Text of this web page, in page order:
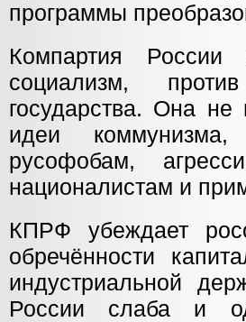
программы
Компартия России
социализм,
государства. Она не
идеи коммунизма,
русофобам,
националистам и
КПРФ убеждает
обречённости
индустриальной
России слаба и